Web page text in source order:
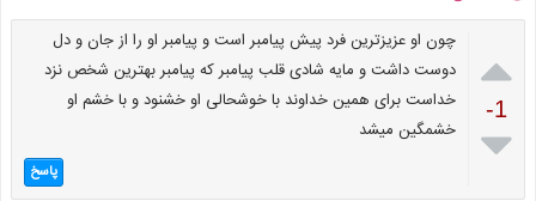

-1

چون او عزیزترین فرد پیش پیامبر است و پیامبر او را از جان و دل
دوست داشت و مایه شادی قلب پیامبر که پیامبر بهترین شخص نزد
خداست برای همین خداوند با خوشحالی او خشنود و با خشم او
خشمگین میشد
پاسخ